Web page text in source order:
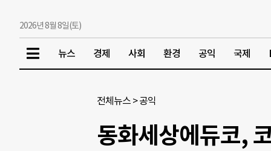
2026년 8월 8일(토)
뉴스 경제 사회 환경 공익 국제
전체뉴스 >공익
동화세상에듀코,